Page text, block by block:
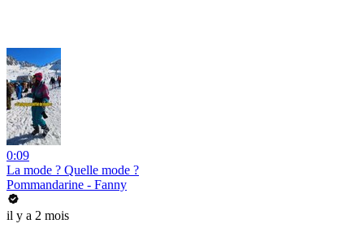
0:09
La mode ? Quelle mode ?
Pommandarine - Fanny
il y a 2 mois